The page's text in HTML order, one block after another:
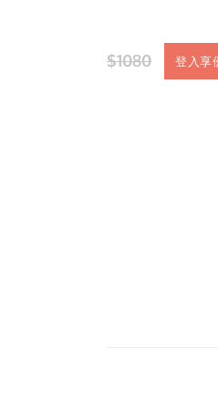
$1080 登入享